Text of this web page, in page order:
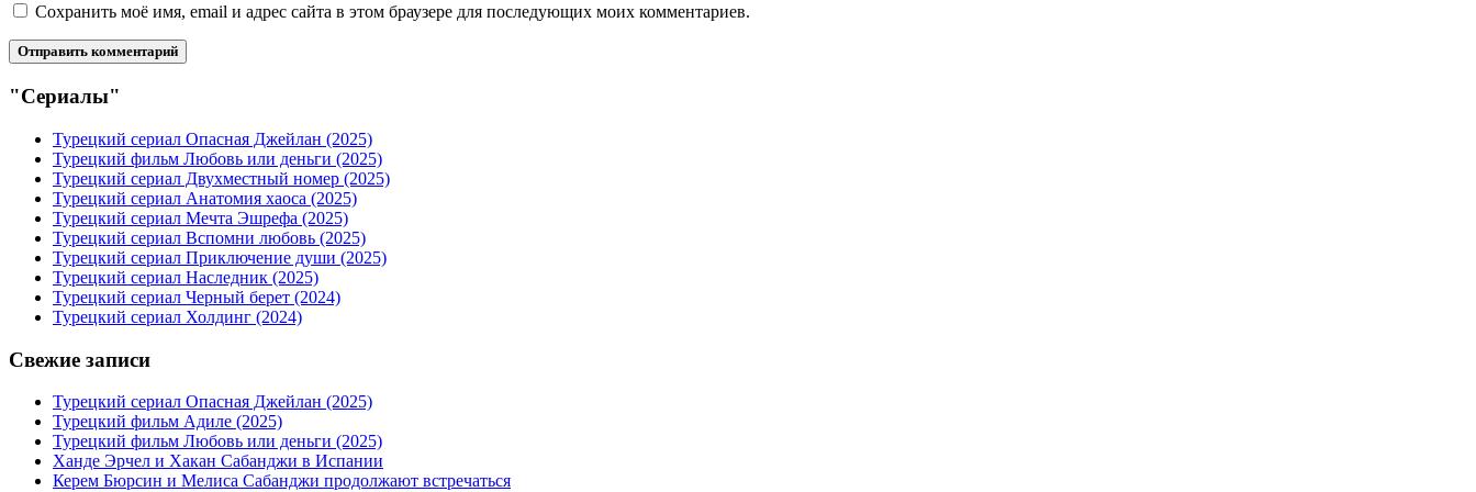
Сохранить моё имя, email и адрес сайта в этом браузере для последующих моих комментариев.
"Сериалы"
Турецкий сериал Опасная Джейлан (2025)
Турецкий фильм Любовь или деньги (2025)
Турецкий сериал Двухместный номер (2025)
Турецкий сериал Анатомия хаоса (2025)
Турецкий сериал Мечта Эшрефа (2025)
Турецкий сериал Вспомни любовь (2025)
Турецкий сериал Приключение души (2025)
Турецкий сериал Наследник (2025)
Турецкий сериал Черный берет (2024)
Турецкий сериал Холдинг (2024)
Свежие записи
Турецкий сериал Опасная Джейлан (2025)
Турецкий фильм Адиле (2025)
Турецкий фильм Любовь или деньги (2025)
Ханде Эрчел и Хакан Сабанджи в Испании
Керем Бюрсин и Мелиса Сабанджи продолжают встречаться